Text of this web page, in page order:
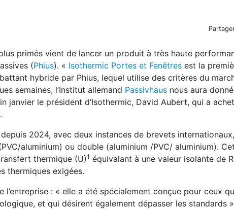
House
certifiées Passive
primés vient de lancer un produit à très haute
(Phius). « Isothermic Portes et Fenêtres est la
hybride par Phius, lequel utilise des critères du
semaines, l’Institut allemand Passivhaus nous aura
janvier le président d’Isothermic, David Aubert, qui a
2024, avec deux instances de brevets
aluminium) ou double (aluminium /PVC/ aluminium).
thermique (U)1 équivalant à une valeur isolante de
thermiques exigées.
l’entreprise : « elle a été spécialement conçue pour ceux
et qui désirent également dépasser les standards